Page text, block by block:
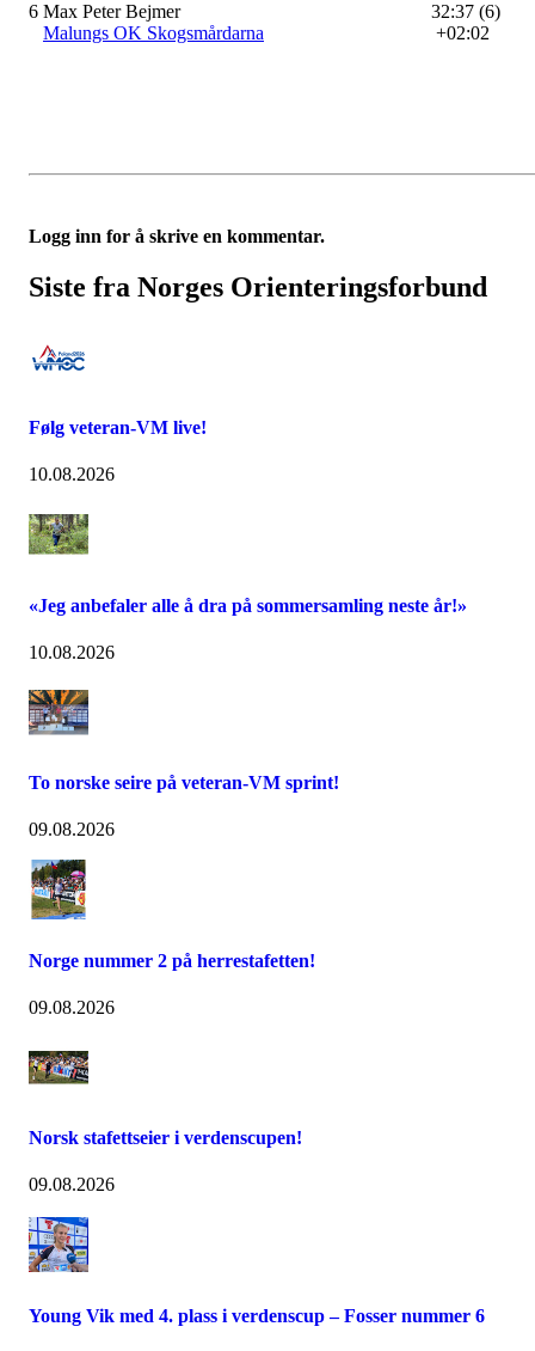
6 Max Peter Bejmer
Malungs OK Skogsmårdarna
32:37 (6)
+02:02
Logg inn for å skrive en kommentar.
Siste fra Norges Orienteringsforbund
Følg veteran-VM live!
10.08.2026
«Jeg anbefaler alle å dra på sommersamling neste år!»
10.08.2026
To norske seire på veteran-VM sprint!
09.08.2026
Norge nummer 2 på herrestafetten!
09.08.2026
Norsk stafettseier i verdenscupen!
09.08.2026
Young Vik med 4. plass i verdenscup – Fosser nummer 6